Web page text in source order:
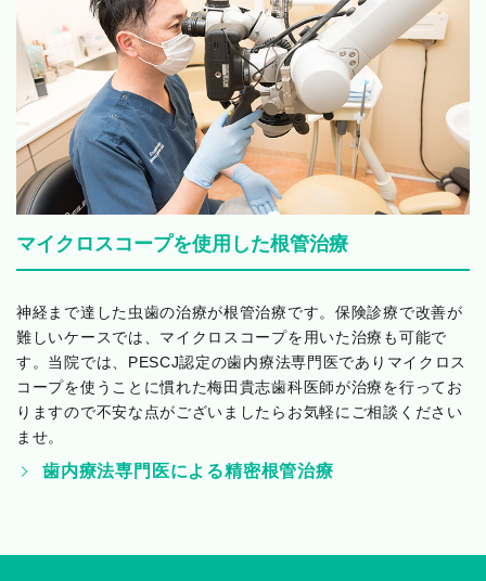
マイクロスコープを使用した根管治療
神経まで達した虫歯の治療が根管治療です。保険診療で改善が
難しいケースでは、マイクロスコープを用いた治療も可能で
す。当院では、PESCJ認定の歯内療法専門医でありマイクロス
コープを使うことに慣れた梅田貴志歯科医師が治療を行ってお
りますので不安な点がございましたらお気軽にご相談ください
ませ。
歯内療法専門医による精密根管治療